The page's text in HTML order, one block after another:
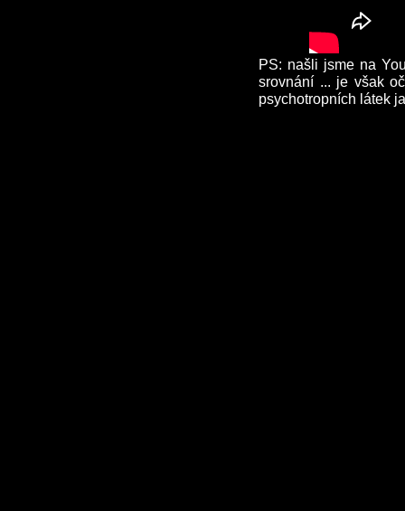
PS: našli jsme na
srovnání ... je však
psychotropních látek